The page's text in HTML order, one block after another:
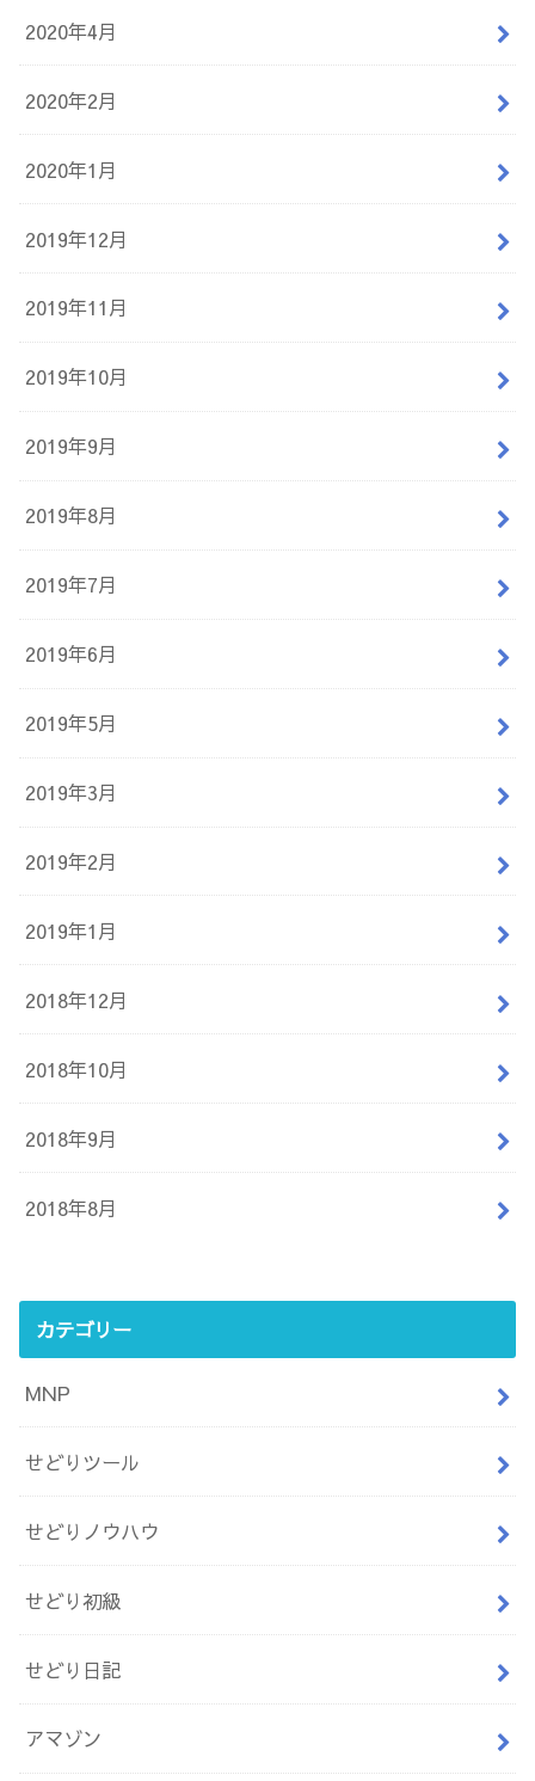
2020年4月
2020年2月
2020年1月
2019年12月
2019年11月
2019年10月
2019年9月
2019年8月
2019年7月
2019年6月
2019年5月
2019年3月
2019年2月
2019年1月
2018年12月
2018年10月
2018年9月
2018年8月
カテゴリー
MNP
せどりツール
せどりノウハウ
せどり初級
せどり日記
アマゾン